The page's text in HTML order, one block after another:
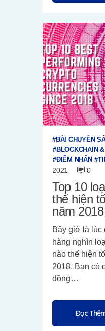
BÀI CHUYÊN
BLOCKCHAIN
ĐIỂM NHẤN
2021
0
Top 10
thể hiện
năm 2018
Bây giờ là lúc
hàng nghìn
nào thể hiện
2018. Bạn có
đồng…
Đọc